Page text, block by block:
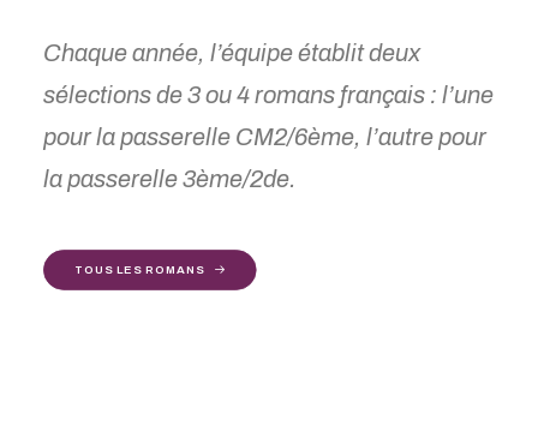
Chaque année, l’équipe établit deux
sélections de 3 ou 4 romans français : l’une
pour la passerelle CM2/6ème, l’autre pour
la passerelle 3ème/2de.
TOUS LES ROMANS